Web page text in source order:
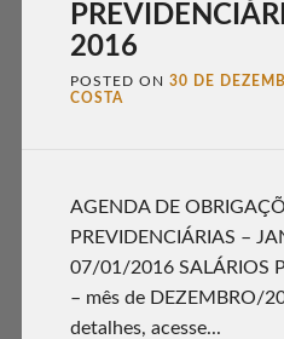
2016
POSTED ON 30 DE
COSTA
AGENDA DE
PREVIDENCIÁRIAS –
07/01/2016 SALÁRIOS
– mês de DEZEMBRO/
detalhes, acesse...